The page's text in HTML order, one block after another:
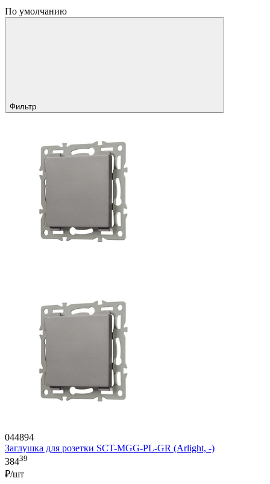
По умолчанию
Фильтр
044894
Заглушка для розетки SCT-MGG-PL-GR (Arlight, -)
38439
₽/шт